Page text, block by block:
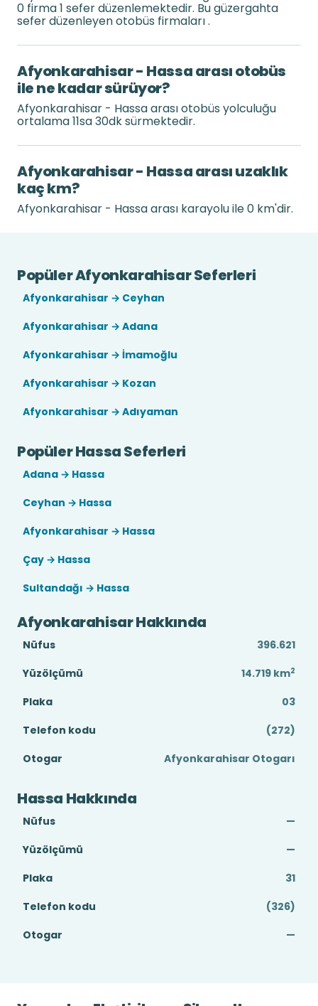
0 firma 1 sefer düzenlemektedir. Bu güzergahta
sefer düzenleyen otobüs firmaları .
Afyonkarahisar - Hassa arası otobüs
ile ne kadar sürüyor?
Afyonkarahisar - Hassa arası otobüs yolculuğu
ortalama 11sa 30dk sürmektedir.
Afyonkarahisar - Hassa arası uzaklık
kaç km?
Afyonkarahisar - Hassa arası karayolu ile 0 km'dir.
Popüler Afyonkarahisar Seferleri
Afyonkarahisar → Ceyhan
Afyonkarahisar → Adana
Afyonkarahisar → İmamoğlu
Afyonkarahisar → Kozan
Afyonkarahisar → Adıyaman
Popüler Hassa Seferleri
Adana → Hassa
Ceyhan → Hassa
Afyonkarahisar → Hassa
Çay → Hassa
Sultandağı → Hassa
Afyonkarahisar Hakkında
Nüfus
396.621
Yüzölçümü
14.719 km2
Plaka
03
Telefon kodu
(272)
Otogar
Afyonkarahisar Otogarı
Hassa Hakkında
Nüfus
—
Yüzölçümü
—
Plaka
31
Telefon kodu
(326)
Otogar
—